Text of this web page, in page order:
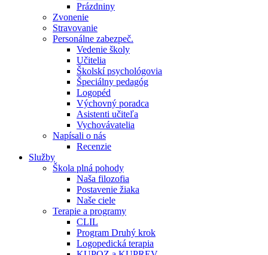
Prázdniny
Zvonenie
Stravovanie
Personálne zabezpeč.
Vedenie školy
Učitelia
Školskí psychológovia
Špeciálny pedagóg
Logopéd
Výchovný poradca
Asistenti učiteľa
Vychovávatelia
Napísali o nás
Recenzie
Služby
Škola plná pohody
Naša filozofia
Postavenie žiaka
Naše ciele
Terapie a programy
CLIL
Program Druhý krok
Logopedická terapia